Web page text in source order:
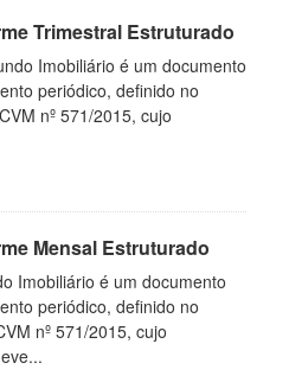
Trimestral Estruturado
Imobiliário é um documento
periódico, definido no
nº 571/2015, cujo
Mensal Estruturado
Imobiliário é um documento
periódico, definido no
nº 571/2015, cujo